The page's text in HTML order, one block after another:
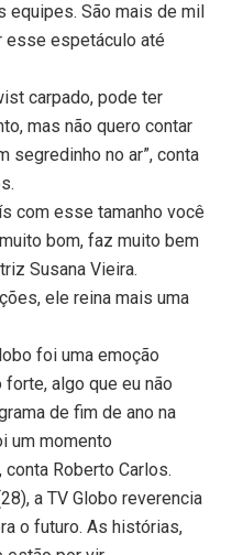
equipes. São mais de mil
esse espetáculo até
carpado, pode ter
mas não quero contar
segredinho no ar”, conta
com esse tamanho você
bom, faz muito bem
Susana Vieira.
ele reina mais uma
foi uma emoção
algo que eu não
de fim de ano na
um momento
conta Roberto Carlos.
a TV Globo reverencia
o futuro. As histórias,